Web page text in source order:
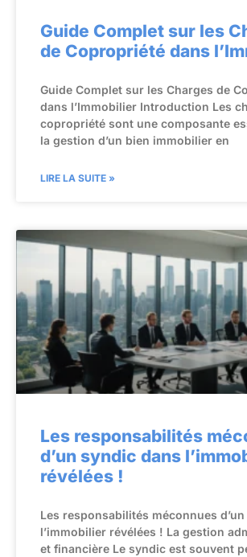
Guide Complet sur les
de Copropriété dans
Guide Complet sur les Charges de
dans l’Immobilier Introduction Les
copropriété sont une composante
la gestion d’un bien immobilier en
LIRE LA SUITE »
Les responsabilités
d’un syndic dans
révélées !
Les responsabilités méconnues
l’immobilier révélées ! La gestion
et financière Le syndic est souvent